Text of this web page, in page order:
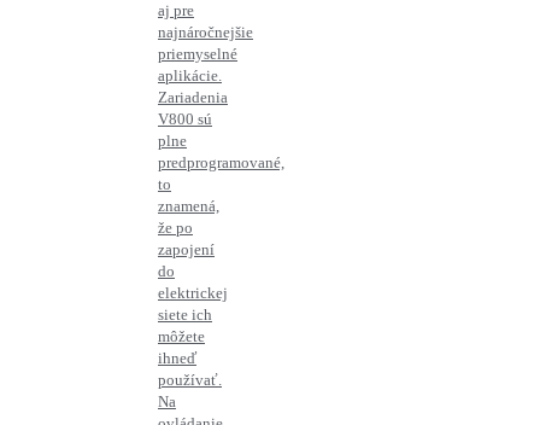
aj pre
najnáročnejšie
priemyselné
aplikácie.
Zariadenia
V800 sú
plne
predprogramované,
to
znamená,
že po
zapojení
do
elektrickej
siete ich
môžete
ihneď
používať.
Na